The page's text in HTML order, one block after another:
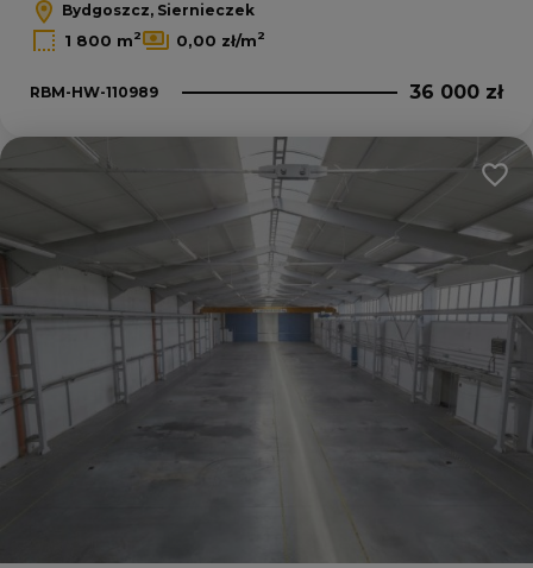
Bydgoszcz, Siernieczek
1 800 m2 0,00 zł/m2
RBM-HW-110989 36 000 zł